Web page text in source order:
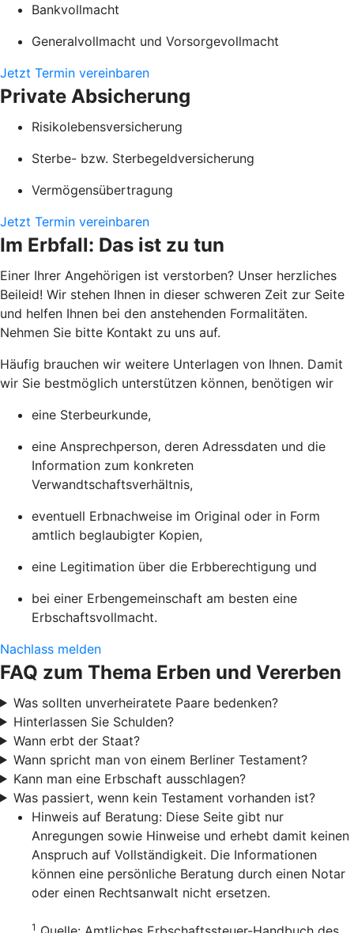
Bankvollmacht
Generalvollmacht und Vorsorgevollmacht
Jetzt Termin vereinbaren
Private Absicherung
Risikolebensversicherung
Sterbe- bzw. Sterbegeldversicherung
Vermögensübertragung
Jetzt Termin vereinbaren
Im Erbfall: Das ist zu tun
Einer Ihrer Angehörigen ist verstorben? Unser herzliches
Beileid! Wir stehen Ihnen in dieser schweren Zeit zur Seite
und helfen Ihnen bei den anstehenden Formalitäten.
Nehmen Sie bitte Kontakt zu uns auf.
Häufig brauchen wir weitere Unterlagen von Ihnen. Damit
wir Sie bestmöglich unterstützen können, benötigen wir
eine Sterbeurkunde,
eine Ansprechperson, deren Adressdaten und die
Information zum konkreten
Verwandtschaftsverhältnis,
eventuell Erbnachweise im Original oder in Form
amtlich beglaubigter Kopien,
eine Legitimation über die Erbberechtigung und
bei einer Erbengemeinschaft am besten eine
Erbschaftsvollmacht.
Nachlass melden
FAQ zum Thema Erben und Vererben
Was sollten unverheiratete Paare bedenken?
Hinterlassen Sie Schulden?
Wann erbt der Staat?
Wann spricht man von einem Berliner Testament?
Kann man eine Erbschaft ausschlagen?
Was passiert, wenn kein Testament vorhanden ist?
Hinweis auf Beratung: Diese Seite gibt nur
Anregungen sowie Hinweise und erhebt damit keinen
Anspruch auf Vollständigkeit. Die Informationen
können eine persönliche Beratung durch einen Notar
oder einen Rechtsanwalt nicht ersetzen.
1